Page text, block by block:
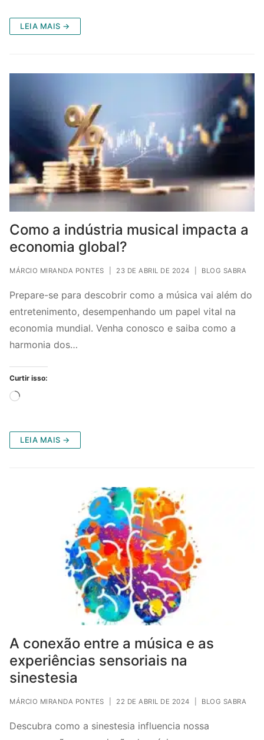
LEIA MAIS →
Como a indústria musical impacta a
economia global?
MÁRCIO MIRANDA PONTES 23 DE ABRIL DE 2024 BLOG SABRA
Prepare-se para descobrir como a música vai além do
entretenimento, desempenhando um papel vital na
economia mundial. Venha conosco e saiba como a
harmonia dos…
Curtir isso:
Carregando...
LEIA MAIS →
A conexão entre a música e as
experiências sensoriais na
sinestesia
MÁRCIO MIRANDA PONTES 22 DE ABRIL DE 2024 BLOG SABRA
Descubra como a sinestesia influencia nossa